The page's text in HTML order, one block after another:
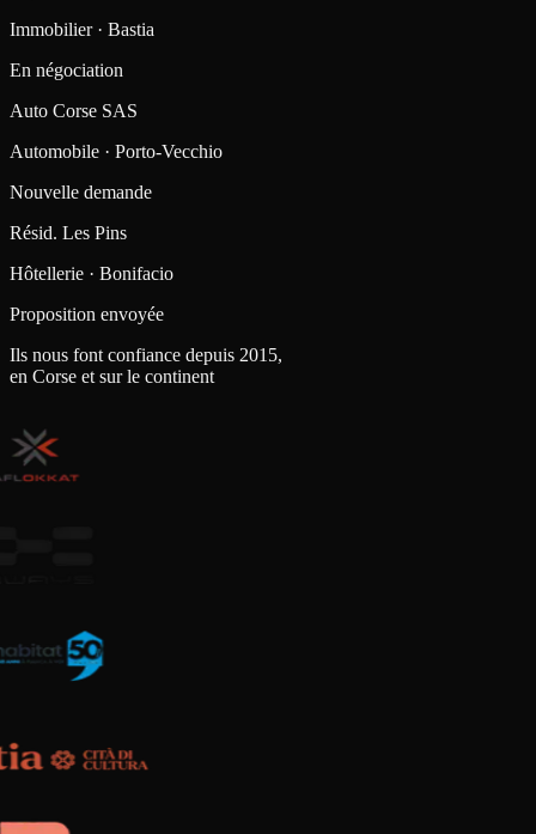
Immobilier · Bastia
En négociation
Auto Corse SAS
Automobile · Porto-Vecchio
Nouvelle demande
Résid. Les Pins
Hôtellerie · Bonifacio
Proposition envoyée
Ils nous font confiance depuis 2015,
en Corse et sur le continent